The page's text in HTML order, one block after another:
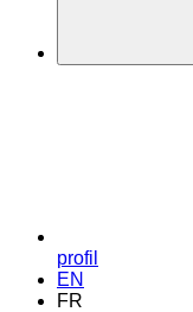
profil
EN
FR